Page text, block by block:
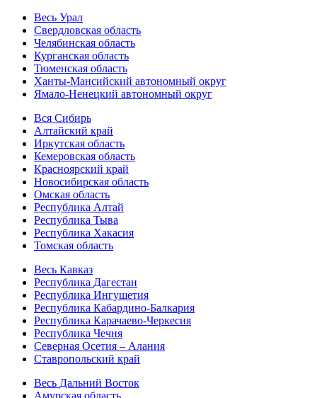
Весь Урал
Свердловская область
Челябинская область
Курганская область
Тюменская область
Ханты-Мансийский автономный округ
Ямало-Ненецкий автономный округ
Вся Сибирь
Алтайский край
Иркутская область
Кемеровская область
Красноярский край
Новосибирская область
Омская область
Республика Алтай
Республика Тыва
Республика Хакасия
Томская область
Весь Кавказ
Республика Дагестан
Республика Ингушетия
Республика Кабардино-Балкария
Республика Карачаево-Черкесия
Республика Чечня
Северная Осетия – Алания
Ставропольский край
Весь Дальний Восток
Амурская область